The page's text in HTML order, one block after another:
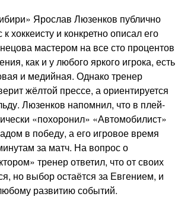
Ярослав Люзенков публично
хоккеисту и конкретно описал его
мастером на все сто процентов
как и у любого яркого игрока, есть
и медийная. Однако тренер
жёлтой прессе, а ориентируется
Люзенков напомнил, что в плей-
«похоронил» «Автомобилист»
в победу, а его игровое время
за матч. На вопрос о
тренер ответил, что от своих
но выбор остаётся за Евгением, и
развитию событий.